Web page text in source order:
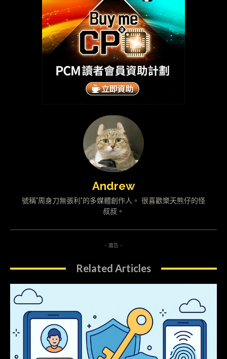
Andrew
號稱"周身刀無張利"的多媒體創作人。 很喜歡樂天熊仔的怪
叔叔。
- 廣告 -
Related Articles